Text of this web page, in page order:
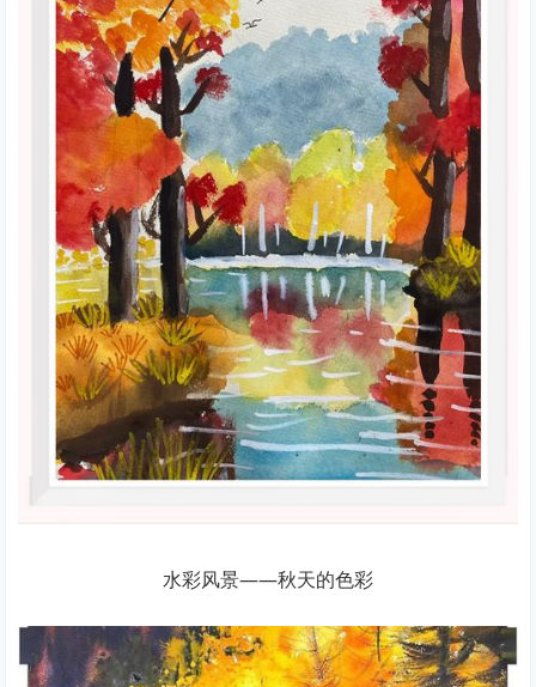
水彩风景——秋天的色彩